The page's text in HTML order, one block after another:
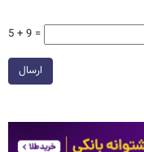
5 + 9 =
ارسال